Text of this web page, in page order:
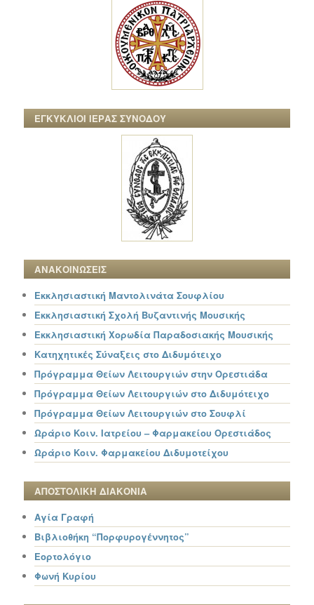
ΕΓΚΥΚΛΙΟΙ ΙΕΡΑΣ ΣΥΝΟΔΟΥ
ΑΝΑΚΟΙΝΩΣΕΙΣ
Εκκλησιαστική Μαντολινάτα Σουφλίου
Εκκλησιαστική Σχολή Βυζαντινής Μουσικής
Εκκλησιαστική Χορωδία Παραδοσιακής Μουσικής
Κατηχητικές Σύναξεις στο Διδυμότειχο
Πρόγραμμα Θείων Λειτουργιών στην Ορεστιάδα
Πρόγραμμα Θείων Λειτουργιών στο Διδυμότειχο
Πρόγραμμα Θείων Λειτουργιών στο Σουφλί
Ωράριο Κοιν. Ιατρείου – Φαρμακείου Ορεστιάδος
Ωράριο Κοιν. Φαρμακείου Διδυμοτείχου
ΑΠΟΣΤΟΛΙΚΗ ΔΙΑΚΟΝΙΑ
Αγία Γραφή
Βιβλιοθήκη “Πορφυρογέννητος”
Εορτολόγιο
Φωνή Κυρίου